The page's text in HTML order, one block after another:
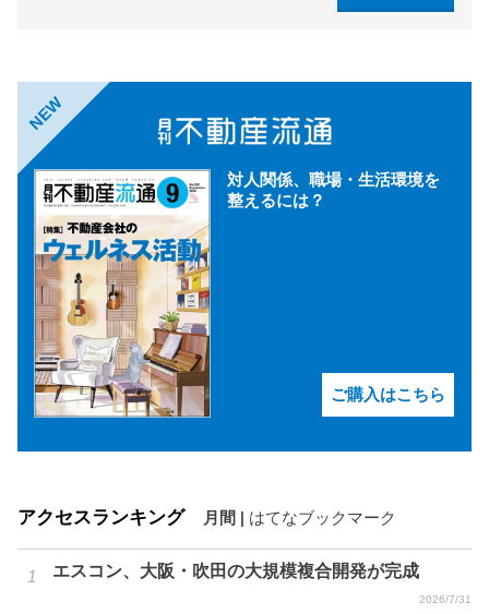
NEW
対人関係、職場・生活環境を
整えるには？
ご購入はこちら
アクセスランキング 月間 はてなブックマーク
エスコン、大阪・吹田の大規模複合開発が完成
2026/7/31